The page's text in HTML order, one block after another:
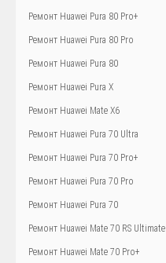
Ремонт Huawei Pura 80 Pro+
Ремонт Huawei Pura 80 Pro
Ремонт Huawei Pura 80
Ремонт Huawei Pura X
Ремонт Huawei Mate X6
Ремонт Huawei Pura 70 Ultra
Ремонт Huawei Pura 70 Pro+
Ремонт Huawei Pura 70 Pro
Ремонт Huawei Pura 70
Ремонт Huawei Mate 70 RS Ultimate
Ремонт Huawei Mate 70 Pro+